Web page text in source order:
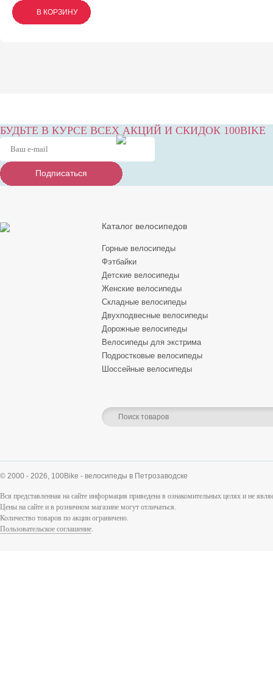
В КОРЗИНУ
В КОРЗИНУ
В КОРЗИНУ
БУДЬТЕ В КУРСЕ ВСЕХ АКЦИЙ И СКИДОК 100BIKE
Подписаться
Подписаться
Подписаться
Каталог велосипедов
Горные велосипеды
Фэтбайки
Детские велосипеды
Женские велосипеды
Складные велосипеды
Двухподвесные велосипеды
Дорожные велосипеды
Велосипеды для экстрима
Подростковые велосипеды
Шоссейные велосипеды
© 2000 - 2026, 100Bike - велосипеды в Петрозаводске
Вся представленная на сайте информация приведена в ознакомительных целях и не
Цены на сайте и в розничном магазине могут отличаться.
Количество товаров по акции ограничено.
Пользовательское соглашение.